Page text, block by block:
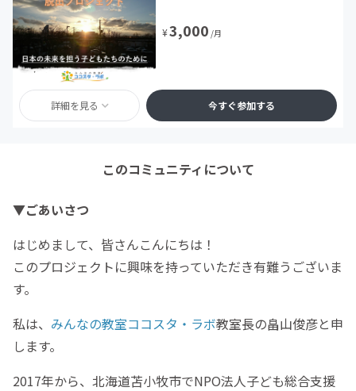
¥3,000 /月
詳細を見る 今すぐ参加する
このコミュニティについて
▼ごあいさつ
はじめまして、皆さんこんにちは！
このプロジェクトに興味を持っていただき有難うございま
す。
私は、 みんなの教室ココスタ・ラボ教室長の畠山俊彦と申
します。
2017年から、北海道苫小牧市でNPO法人子ども総合支援